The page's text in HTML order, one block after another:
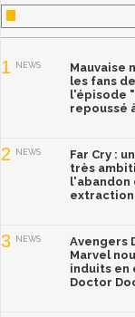
1 NEWS
Mauvaise
les fans
l'épisode
repoussé
2 NEWS
Far Cry :
très
l'abandon
extraction
3 NEWS
Avengers
Marvel
induits en
Doctor